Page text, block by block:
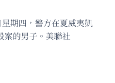
期四，警方在夏威夷凱
案的男子。美聯社